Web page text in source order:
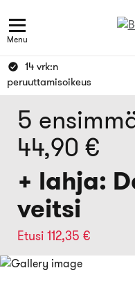
14 vrk:n
peruuttamisoikeus
Menu
5
44,90 €
+ lahja:
veitsi
Etusi 112,35 €